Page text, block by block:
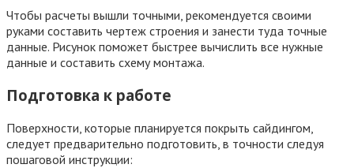
Чтобы расчеты вышли точными, рекомендуется своими
руками составить чертеж строения и занести туда точные
данные. Рисунок поможет быстрее вычислить все нужные
данные и составить схему монтажа.
Подготовка к работе
Поверхности, которые планируется покрыть сайдингом,
следует предварительно подготовить, в точности следуя
пошаговой инструкции: